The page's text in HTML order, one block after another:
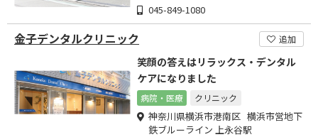
045-849-1080
金子デンタルクリニック 追加
笑顔の答えはリラックス・デンタル
ケアになりました
病院・医療 クリニック
神奈川県横浜市港南区 横浜市営地下
鉄ブルーライン 上永谷駅